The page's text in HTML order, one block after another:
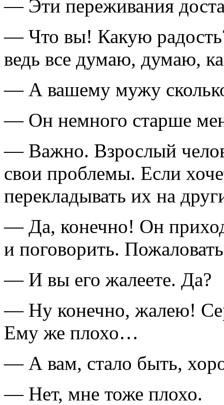
— Эти переживания
— Что вы! Какую
ведь все думаю, думаю,
— А вашему мужу
— Он немного старше
— Важно. Взрослый
свои проблемы. Если
перекладывать их на
— Да, конечно! Он
и поговорить.
— И вы его жалеете. Да?
— Ну конечно, жалею!
Ему же плохо…
— А вам, стало быть,
— Нет, мне тоже плохо.